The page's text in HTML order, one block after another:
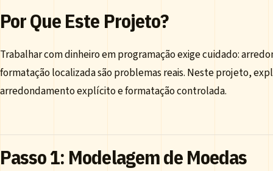
Por Que Este Projeto?
Trabalhar com dinheiro em programação exige cuidado:
formatação localizada são problemas reais. Neste projeto,
arredondamento explícito e formatação controlada.
Passo 1: Modelagem de Moedas